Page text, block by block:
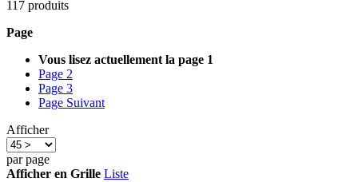
117 produits
Page
Vous lisez actuellement la page 1
Page 2
Page 3
Page Suivant
Afficher
par page
Afficher en Grille Liste